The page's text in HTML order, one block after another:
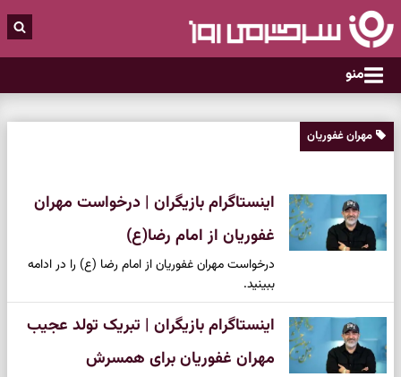
منو
مهران غفوریان
اینستاگرام بازیگران | درخواست مهران
غفوریان از امام رضا(ع)
درخواست مهران غفوریان از امام رضا (ع) را در ادامه
ببینید.
اینستاگرام بازیگران | تبریک تولد عجیب
مهران غفوریان برای همسرش